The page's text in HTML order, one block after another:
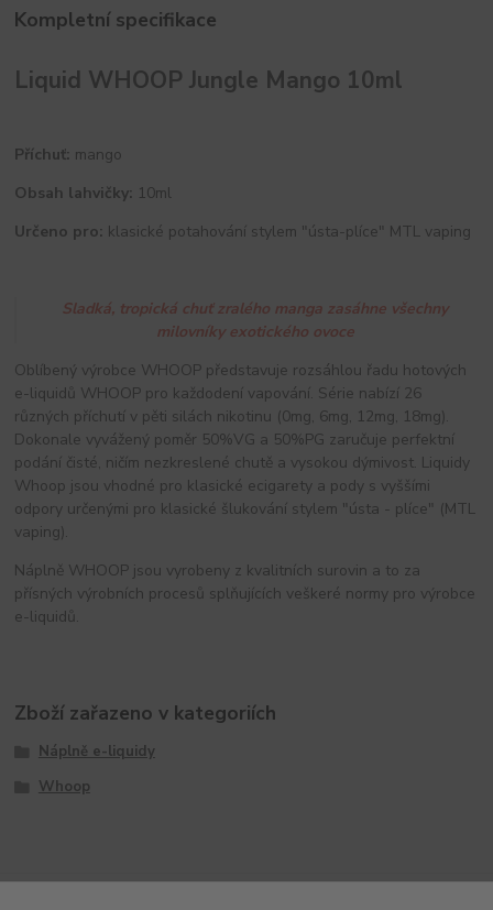
Kompletní specifikace
Liquid WHOOP Jungle Mango 10ml
Příchuť: mango
Obsah lahvičky: 10ml
Určeno pro: klasické potahování stylem "ústa-plíce" MTL vaping
Sladká, tropická chuť zralého manga zasáhne všechny
milovníky exotického ovoce
Oblíbený výrobce WHOOP představuje rozsáhlou řadu hotových
e-liquidů WHOOP pro každodení vapování. Série nabízí 26
různých příchutí v pěti silách nikotinu (0mg, 6mg, 12mg, 18mg).
Dokonale vyvážený poměr 50%VG a 50%PG zaručuje perfektní
podání čisté, ničím nezkreslené chutě a vysokou dýmivost. Liquidy
Whoop jsou vhodné pro klasické ecigarety a pody s vyššími
odpory určenými pro klasické šlukování stylem "ústa - plíce" (MTL
vaping).
Náplně WHOOP jsou vyrobeny z kvalitních surovin a to za
přísných výrobních procesů splňujících veškeré normy pro výrobce
e-liquidů.
Zboží zařazeno v kategoriích
Náplně e-liquidy
Whoop